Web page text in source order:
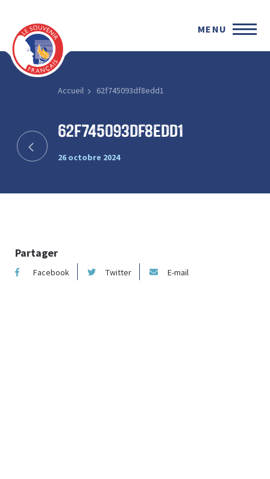
MENU
Accueil 62f745093df8edd1
62f745093df8edd1
26 octobre 2024
Partager
Facebook Twitter E-mail